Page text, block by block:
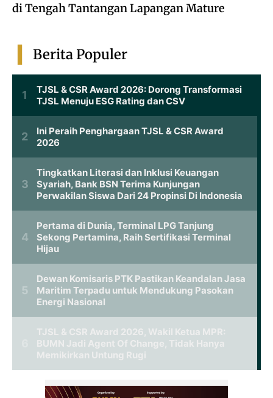
di Tengah Tantangan Lapangan Mature
Berita Populer